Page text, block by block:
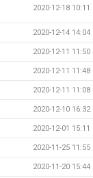
2020-12-18 10:11
2020-12-14 14:04
2020-12-11 11:50
2020-12-11 11:48
2020-12-11 11:08
2020-12-10 16:32
2020-12-01 15:11
2020-11-25 11:55
2020-11-20 15:44